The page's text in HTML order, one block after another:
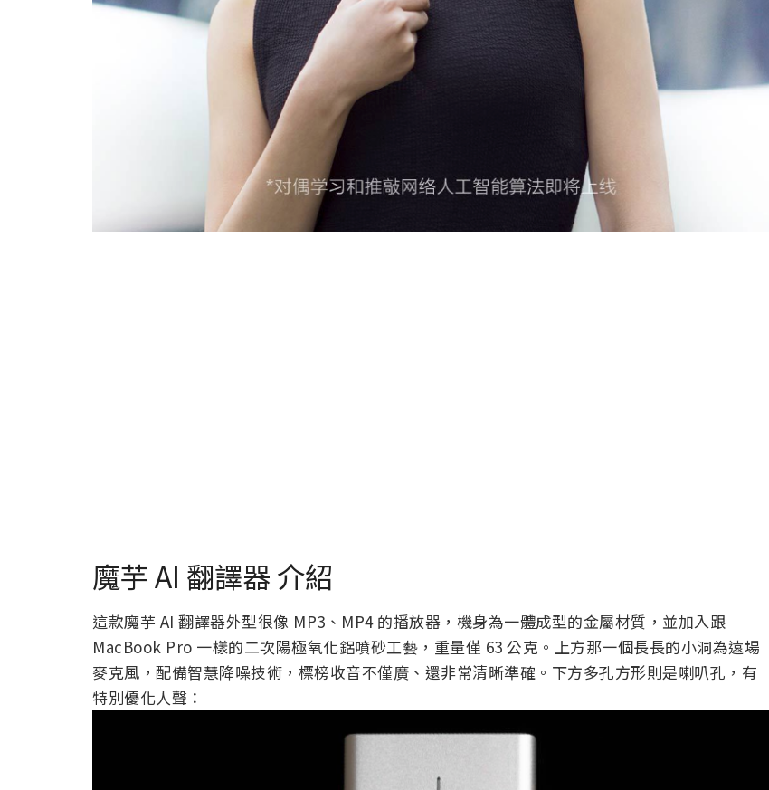
魔芋 AI 翻譯器 介紹
這款魔芋 AI 翻譯器外型很像 MP3、MP4 的播放器，機身為一體成型的金屬材質，並加入跟
MacBook Pro 一樣的二次陽極氧化鋁噴砂工藝，重量僅 63 公克。上方那一個長長的小洞為遠場
麥克風，配備智慧降噪技術，標榜收音不僅廣、還非常清晰準確。下方多孔方形則是喇叭孔，有
特別優化人聲：